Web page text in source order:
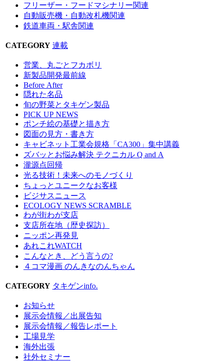
フリーザー・フードマシナリー関連
自動販売機・自動改札機関連
鉄道車両・駅舎関連
CATEGORY 連載
営業、丸ごとフカボリ
新製品開発最前線
Before After
隠れた名品
旬の野菜とタキゲン製品
PICK UP NEWS
ポンチ絵の基礎と描き方
図面の見方・書き方
キャビネット工業会規格「CA300」集中講義
ズバッとお悩み解決 テクニカル Q and A
瀧源点回帰
光る技術！未来へのモノづくり
ちょっとユニークなお客様
ビジサスニュース
ECOLOGY NEWS SCRAMBLE
わが街わが支店
支店所在地（歴史探訪）
ニッポン再発見
あれこれWATCH
こんなとき、どう言うの?
４コマ漫画 のんきなのんちゃん
CATEGORY タキゲンinfo.
お知らせ
展示会情報／出展告知
展示会情報／報告レポート
工場見学
海外出張
社外セミナー